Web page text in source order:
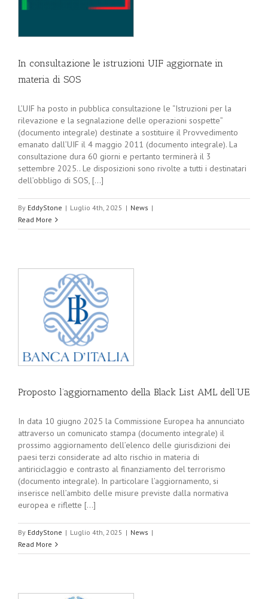
In consultazione le istruzioni UIF aggiornate in
materia di SOS
L’UIF ha posto in pubblica consultazione le “Istruzioni per la
rilevazione e la segnalazione delle operazioni sospette”
(documento integrale) destinate a sostituire il Provvedimento
emanato dall’UIF il 4 maggio 2011 (documento integrale). La
consultazione dura 60 giorni e pertanto terminerà il 3
settembre 2025.. Le disposizioni sono rivolte a tutti i destinatari
dell’obbligo di SOS, [...]
By EddyStone | Luglio 4th, 2025 | News |
Read More
Proposto l’aggiornamento della Black List AML dell’UE
In data 10 giugno 2025 la Commissione Europea ha annunciato
attraverso un comunicato stampa (documento integrale) il
prossimo aggiornamento dell’elenco delle giurisdizioni dei
paesi terzi considerate ad alto rischio in materia di
antiriciclaggio e contrasto al finanziamento del terrorismo
(documento integrale). In particolare l’aggiornamento, si
inserisce nell’ambito delle misure previste dalla normativa
europea e riflette [...]
By EddyStone | Luglio 4th, 2025 | News |
Read More